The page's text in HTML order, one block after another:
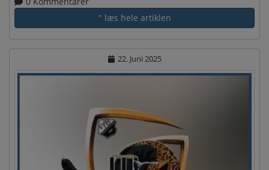
" læs hele artiklen
22. Juni 2025